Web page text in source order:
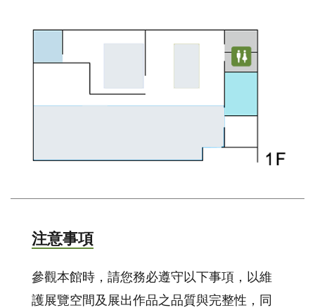
注意事項
參觀本館時，請您務必遵守以下事項，以維
護展覽空間及展出作品之品質與完整性，同